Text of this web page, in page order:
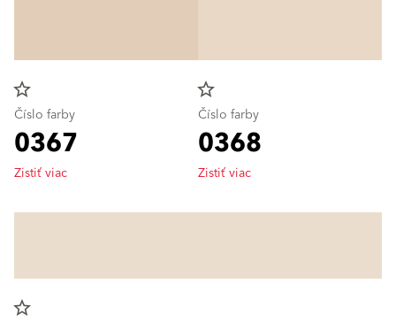
star_border
Číslo farby
0367
Zistiť viac
star_border
Číslo farby
0368
Zistiť viac
star_border